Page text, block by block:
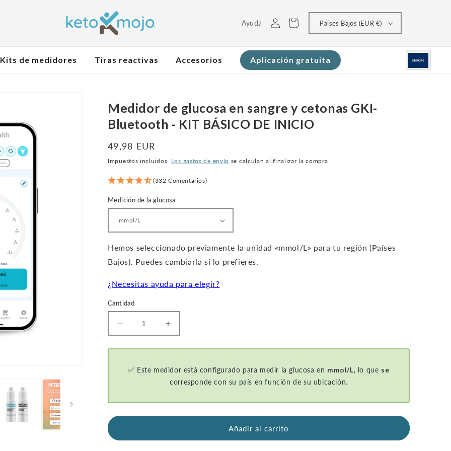
AyudaConectarseCarrito Países Bajos (EUR €)
Kits de medidores Tiras reactivas Accesorios Aplicación gratuita
Medidor de glucosa en sangre y cetonas GKI-
Bluetooth - KIT BÁSICO DE INICIO
Precio
normal
49,98 EUR
Impuestos incluidos. Los gastos de envío se calculan al finalizar la compra.
(332 Comentarios)
Medición de la glucosa
Hemos seleccionado previamente la unidad «mmol/L» para tu región (Países
Bajos). Puedes cambiarla si lo prefieres.
¿Necesitas ayuda para elegir?
Cantidad
Disminuir
la
cantidad
GKI-
de
Aumentar
la
cantidad
GKI-
Bluetooth
de
✅ Este medidor está configurado para medir la glucosa en mmol/L, lo que se
corresponde con su país en función de su ubicación.
Añadir al carrito